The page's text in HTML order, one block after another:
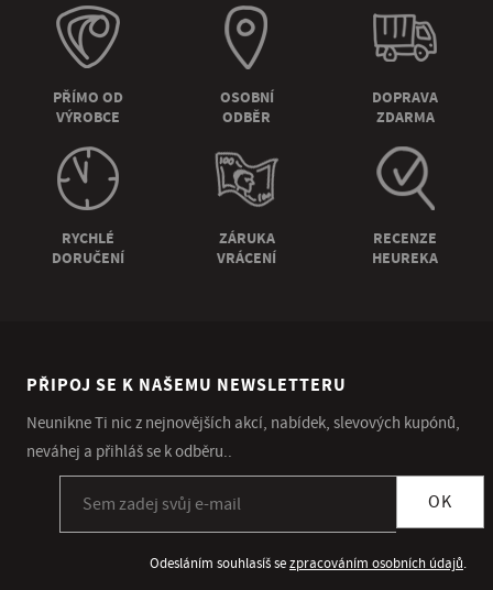
PŘÍMO OD
VÝROBCE
OSOBNÍ
ODBĚR
DOPRAVA
ZDARMA
RYCHLÉ
DORUČENÍ
ZÁRUKA
VRÁCENÍ
RECENZE
HEUREKA
PŘIPOJ SE K NAŠEMU NEWSLETTERU
Neunikne Ti nic z nejnovějších akcí, nabídek, slevových kupónů,
neváhej a přihláš se k odběru..
OK
Odesláním souhlasíš sezpracováním osobních údajů.